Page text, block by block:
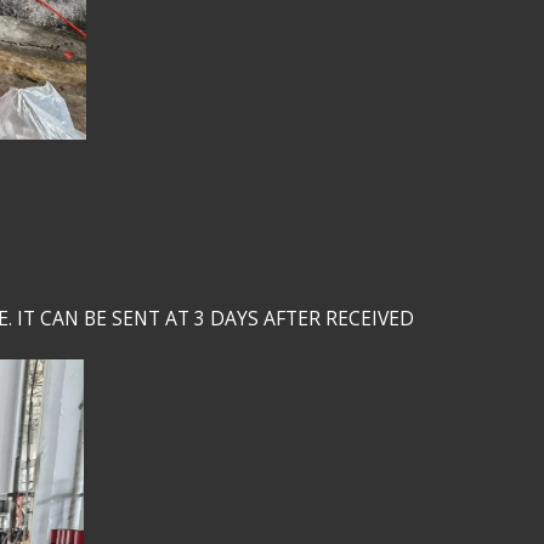
CAN BE SENT AT 3 DAYS AFTER RECEIVED